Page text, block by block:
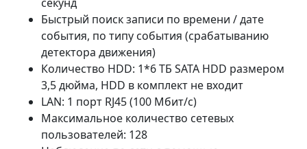
Быстрый поиск записи по времени / дате
события, по типу события (срабатыванию
детектора движения)
Количество HDD: 1*6 ТБ SATA HDD размером
3,5 дюйма, HDD в комплект не входит
LAN: 1 порт RJ45 (100 Мбит/с)
Максимальное количество сетевых
пользователей: 128